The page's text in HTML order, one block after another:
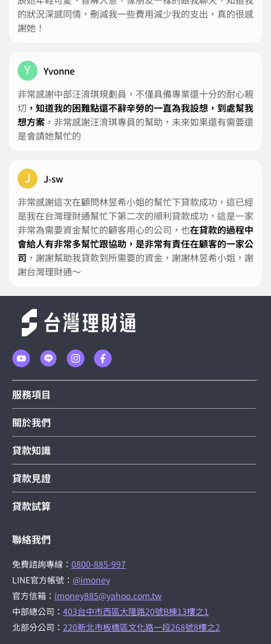
的狀況深感同情，刪減我一些費用減少我的支出，真的很感
謝她！
Y
Yvonne
非常感謝中部汪淯琪規劃員，不僅具備專業還十分的耐心親
切 ，知道我的困難點還不辭辛勞的一直為我設想，到處幫我
想方案 ，非常感謝汪淯琪專員的幫助，未來如果還有需要還
是會請她幫忙的
J
J-sw
非常感謝這次在顧問林昱希小姐的幫忙下貸款成功，這已經
是我在台灣理財通幫忙下第二次的順利貸款成功，這是一家
非常為需要資金幫忙的顧客用心的公司，也在貸款的過程中
會給人有非常多幫忙跟協助，是非常有責任在顧客的一家公
司 ，謝謝幫助我貸款到所需要的資金，謝謝林昱希小姐，謝
謝台灣理財通～
服務項目
關於我們
貸款知識
貸款見證
貸款試算
聯絡我們
免費諮詢專線： 0800-885-997
LINE官方帳號： @imoney
官方信箱： imoney885@yahoo.com.tw
中部總公司： 403台中市西區大隆路20號B棟13樓之1
北部分公司： 220新北市板橋區文化路一段268號8樓之2